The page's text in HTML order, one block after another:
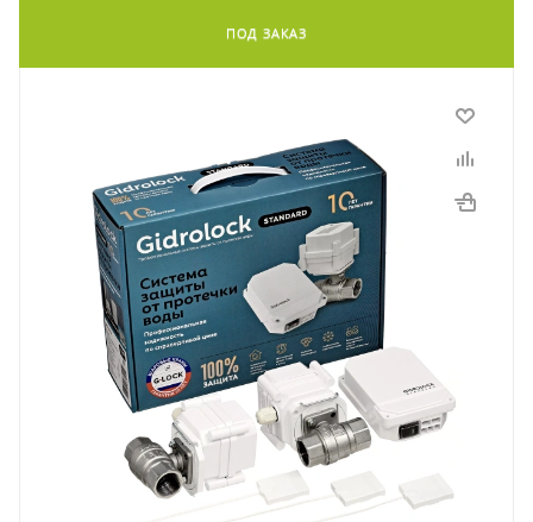
ПОД ЗАКАЗ